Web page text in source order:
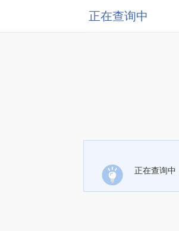
正在查询中
正在查询中